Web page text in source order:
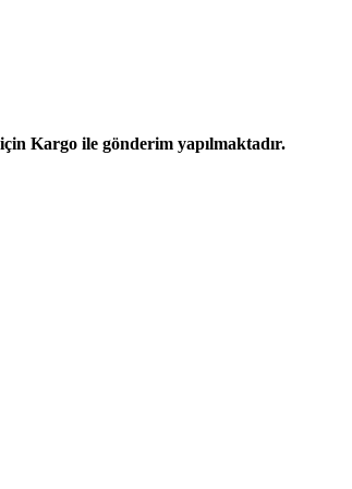
Kargo ile gönderim yapılmaktadır.